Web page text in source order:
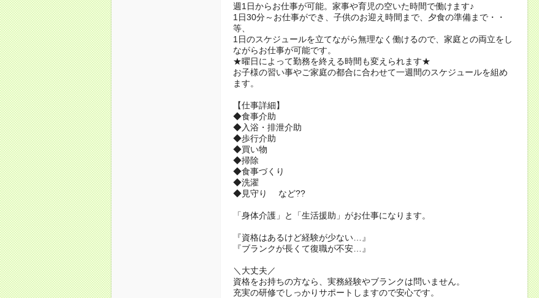
週1日からお仕事が可能。家事や育児の空いた時間で働けます♪
1日30分～お仕事ができ、子供のお迎え時間まで、夕食の準備まで・・
等、
1日のスケジュールを立てながら無理なく働けるので、家庭との両立をし
ながらお仕事が可能です。
★曜日によって勤務を終える時間も変えられます★
お子様の習い事やご家庭の都合に合わせて一週間のスケジュールを組め
ます。
【仕事詳細】
◆食事介助
◆入浴・排泄介助
◆歩行介助
◆買い物
◆掃除
◆食事づくり
◆洗濯
◆見守り など??
「身体介護」と「生活援助」がお仕事になります。
『資格はあるけど経験が少ない…』
『ブランクが長くて復職が不安…』
＼大丈夫／
資格をお持ちの方なら、実務経験やブランクは問いません。
充実の研修でしっかりサポートしますので安心です。